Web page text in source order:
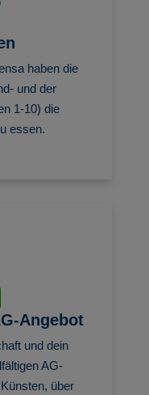
haben die
und der
1-10) die
essen.
Angebot
und dein
AG-
über